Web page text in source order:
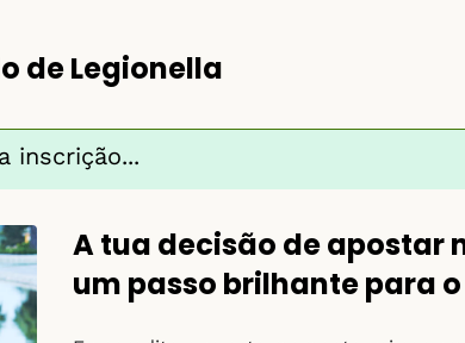
de Legionella
inscrição...
A tua decisão de apostar
um passo brilhante para